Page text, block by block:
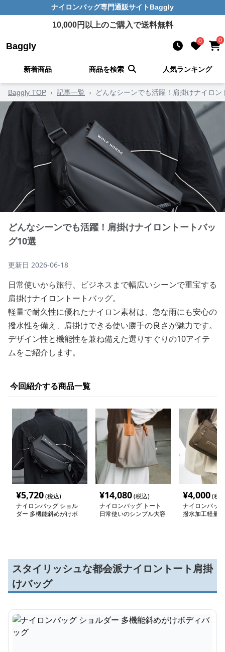
ナイロンバッグ専門通販サイト Baggly
10,000円以上のご購入で送料無料
Baggly 0 0
新着商品 商品を検索 人気ランキング
Baggly TOP › 記事一覧 › どんなシーンでも活躍！肩掛けナイロン
どんなシーンでも活躍！肩掛けナイロントートバッ
グ10選
更新日 2026-06-18
日常使いから旅行、ビジネスまで幅広いシーンで重宝する
肩掛けナイロントートバッグ。
軽量で耐久性に優れたナイロン素材は、急な雨にも安心の
撥水性を備え、肩掛けできる使い勝手の良さが魅力です。
デザイン性と機能性を兼ね備えた選りすぐりの10アイテ
ムをご紹介します。
今回紹介する商品一覧
¥5,720(税込)
ナイロンバッグ ショル
ダー 多機能斜めがけボ
¥14,080(税込)
ナイロンバッグ トート
日常使いのシンプル大容
¥4,000(税
ナイロンバッ
撥水加工軽量
スタイリッシュな都会派ナイロントート肩掛
けバッグ